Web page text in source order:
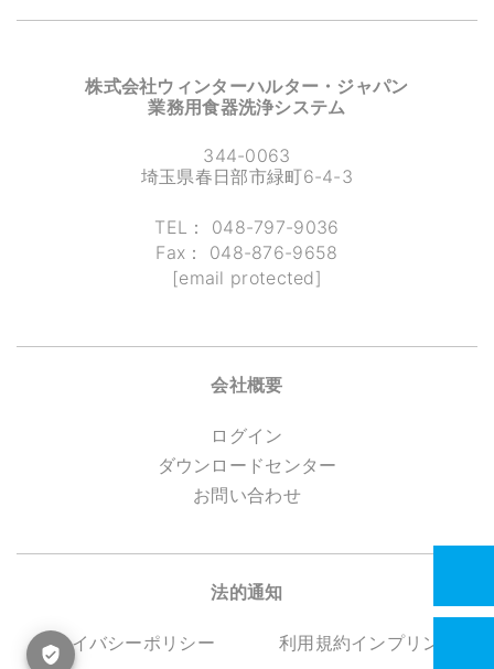
株式会社ウィンターハルター・ジャパン
業務用食器洗浄システム
344-0063
埼玉県春日部市緑町6-4-3
TEL： 048-797-9036
Fax： 048-876-9658
[email protected]
会社概要
ログイン
ダウンロードセンター
お問い合わせ
法的通知
プライバシーポリシー 利用規約インプリント